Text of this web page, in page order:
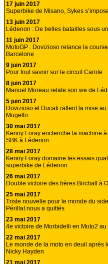
17 juin 2017
Superbike de Misano, Sykes
13 juin 2017
Lédenon : De belles batailles sous
11 juin 2017
MotoGP : Dovizioso relance la
Barcelone
9 juin 2017
Pour tout savoir sur le circuit Carole
8 juin 2017
Manuel Moreau relate son we de
5 juin 2017
Dovizioso et Ducati raflent la mise au
Mugello
30 mai 2017
Kenny Foray enclenche la machine
SBK à Lédenon.
28 mai 2017
Kenny Foray domaine les essais
superbike de Lédenon.
26 mai 2017
Double victoire des frères Birchall à
25 mai 2017
Triste nouvelle pour le monde du
Périllat nous a quittés
23 mai 2017
4e victoire de Morbidelli en Moto2 au
22 mai 2017
Le monde de la moto en deuil après
Nicky Hayden
21 mai 2017